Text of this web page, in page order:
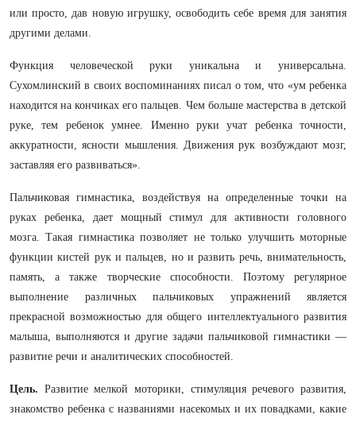
или просто, дав новую игрушку, освободить себе время для занятия
другими делами.
Функция человеческой руки уникальна и универсальна.
Сухомлинский в своих воспоминаниях писал о том, что «ум ребенка
находится на кончиках его пальцев. Чем больше мастерства в детской
руке, тем ребенок умнее. Именно руки учат ребенка точности,
аккуратности, ясности мышления. Движения рук возбуждают мозг,
заставляя его развиваться».
Пальчиковая гимнастика, воздействуя на определенные точки на
руках ребенка, дает мощный стимул для активности головного
мозга. Такая гимнастика позволяет не только улучшить моторные
функции кистей рук и пальцев, но и развить речь, внимательность,
память, а также творческие способности. Поэтому регулярное
выполнение различных пальчиковых упражнений является
прекрасной возможностью для общего интеллектуального развития
малыша, выполняются и другие задачи пальчиковой гимнастики —
развитие речи и аналитических способностей.
Цель. Развитие мелкой моторики, стимуляция речевого развития,
знакомство ребенка с названиями насекомых и их повадками, какие